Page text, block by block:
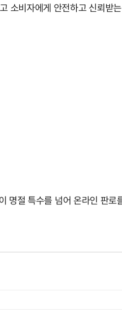
소비자에게 안전하고 신뢰
절 특수를 넘어 온라인 판